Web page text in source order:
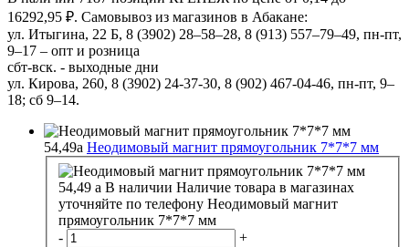
16292,95 ₽. Самовывоз из магазинов в Абакане:
ул. Итыгина, 22 Б, 8 (3902) 28‒58‒28, 8 (913) 557–79–49, пн-пт,
9–17 – опт и розница
сбт-вск. - выходные дни
ул. Кирова, 260, 8 (3902) 24-37-30, 8 (902) 467-04-46, пн-пт, 9–
18; сб 9–14.
54,49a Неодимовый магнит прямоугольник 7*7*7 мм
54,49 a В наличии Наличие товара в магазинах
уточняйте по телефону Неодимовый магнит
прямоугольник 7*7*7 мм
-
+